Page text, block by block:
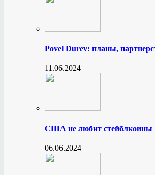
Povel Durev: планы,
11.06.2024
США не любит стейблкоины
06.06.2024